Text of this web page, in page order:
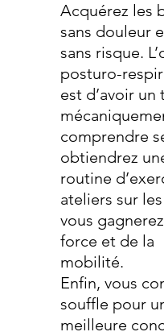
Acquérez les
sans douleur
sans risque.
posturo-
est d’avoir
comprendre
obtiendrez
routine
ateliers sur
vous
force et de la
mobilité.
Enfin, vous
souffle pour
meilleure